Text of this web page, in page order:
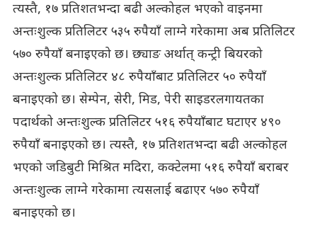
त्यस्तै, १७ प्रतिशतभन्दा बढी अल्कोहल भएको वाइनमा
अन्तःशुल्क प्रतिलिटर ५३५ रुपैयाँ लाग्ने गरेकामा अब प्रतिलिटर
५७० रुपैयाँ बनाइएको छ। छ्याङ अर्थात् कन्ट्री बियरको
अन्तःशुल्क प्रतिलिटर ४८ रुपैयाँबाट प्रतिलिटर ५० रुपैयाँ
बनाइएको छ। सेम्पेन, सेरी, मिड, पेरी साइडरलगायतका
पदार्थको अन्तःशुल्क प्रतिलिटर ५१६ रुपैयाँबाट घटाएर ४९०
रुपैयाँ बनाइएको छ। त्यस्तै, १७ प्रतिशतभन्दा बढी अल्कोहल
भएको जडिबुटी मिश्रित मदिरा, कक्टेलमा ५१६ रुपैयाँ बराबर
अन्तःशुल्क लाग्ने गरेकामा त्यसलाई बढाएर ५७० रुपैयाँ
बनाइएको छ।